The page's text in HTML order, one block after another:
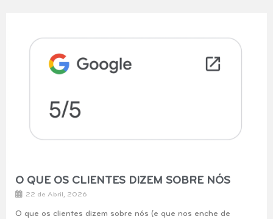
O QUE OS CLIENTES DIZEM SOBRE NÓS
22 de Abril, 2026
O que os clientes dizem sobre nós (e que nos enche de